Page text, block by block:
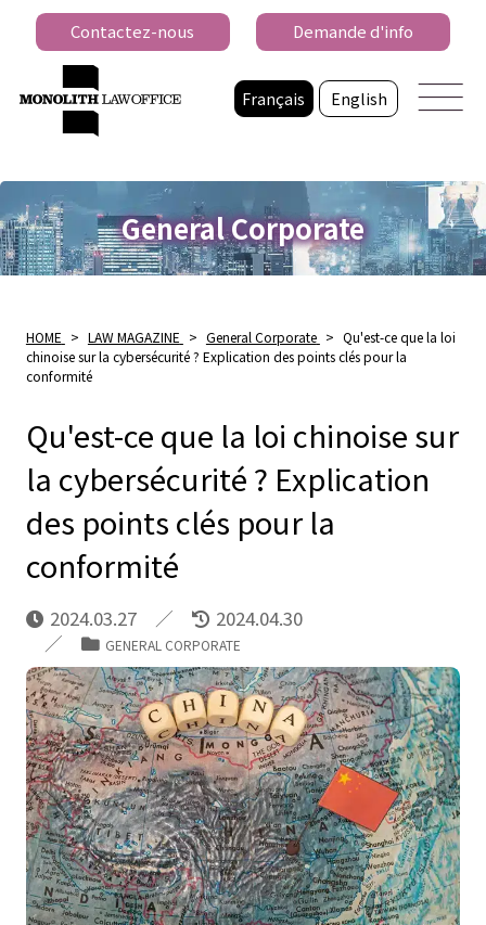
Français English
Contactez-nous Demande d'info
General Corporate
HOME > LAW MAGAZINE > General Corporate > Qu'est-ce que la loi
chinoise sur la cybersécurité ? Explication des points clés pour la
conformité
Qu'est-ce que la loi chinoise sur
la cybersécurité ? Explication
des points clés pour la
conformité
2024.03.27 2024.04.30
GENERAL CORPORATE